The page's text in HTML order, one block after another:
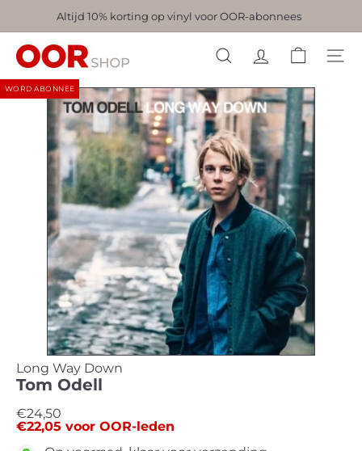
inhoud
gaan
Pauzeer
Altijd 10% korting op vinyl voor OOR-abonnees
O
O
WORD ABONNEE
ZOEKEN
Long Way Down
Tom Odell
Standaard
prijs
€24,50
€22,05 voor OOR-leden